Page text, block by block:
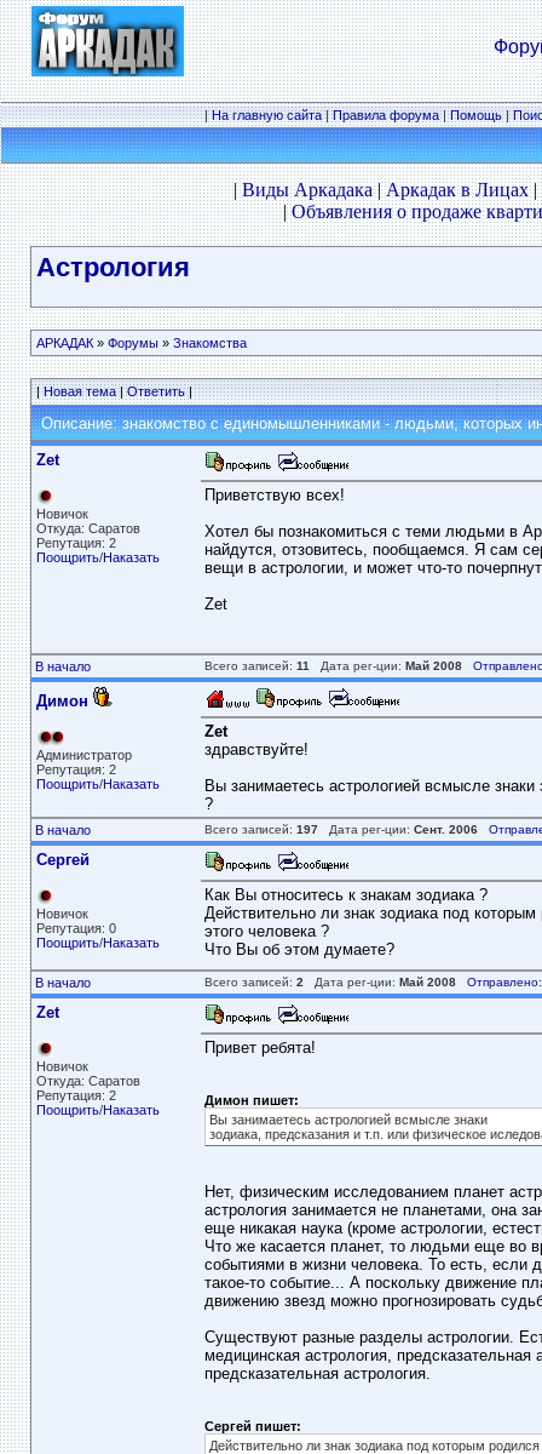
|На главную сайта|Правила форума|Помощь|
|Виды Аркадака|Аркадак в Лицах|
|Объявления о продаже
Астрология
АРКАДАК» Форумы» Знакомства
|Новая тема|Ответить|
Описание: знакомство с единомышленниками - людьми, которых
Zet
Новичок
Откуда: Саратов
Репутация: 2
Поощрить/Наказать
Приветствую всех!
Хотел бы познакомиться с теми людьми в
найдутся, отзовитесь, пообщаемся. Я сам
вещи в астрологии, и может что-то
Zet
В начало Всего записей: 11 Дата рег-ции: Май 2008
Димон
Администратор
Репутация: 2
Поощрить/Наказать
Zet
здравствуйте!
Вы занимаетесь астрологией всмысле
?
В начало Всего записей: 197Дата рег-ции: Сент. 2006
Сергей
Новичок
Репутация: 0
Поощрить/Наказать
Как Вы относитесь к знакам зодиака ?
Действительно ли знак зодиака под
этого человека ?
Что Вы об этом думаете?
В начало Всего записей: 2 Дата рег-ции: Май 2008 Отправлено:
Zet
Новичок
Откуда: Саратов
Репутация: 2
Поощрить/Наказать
Привет ребята!
Димон пишет:
Вы занимаетесь астрологией всмысле знаки
зодиака, предсказания и т.п. или физическое
Нет, физическим исследованием планет
астрология занимается не планетами, она
еще никакая наука (кроме астрологии,
Что же касается планет, то людьми еще во
событиями в жизни человека. То есть, если
такое-то событие... А поскольку движение
движению звезд можно прогнозировать
Существуют разные разделы астрологии.
медицинская астрология,
предсказательная астрология.
Сергей пишет:
Действительно ли знак зодиака под которым